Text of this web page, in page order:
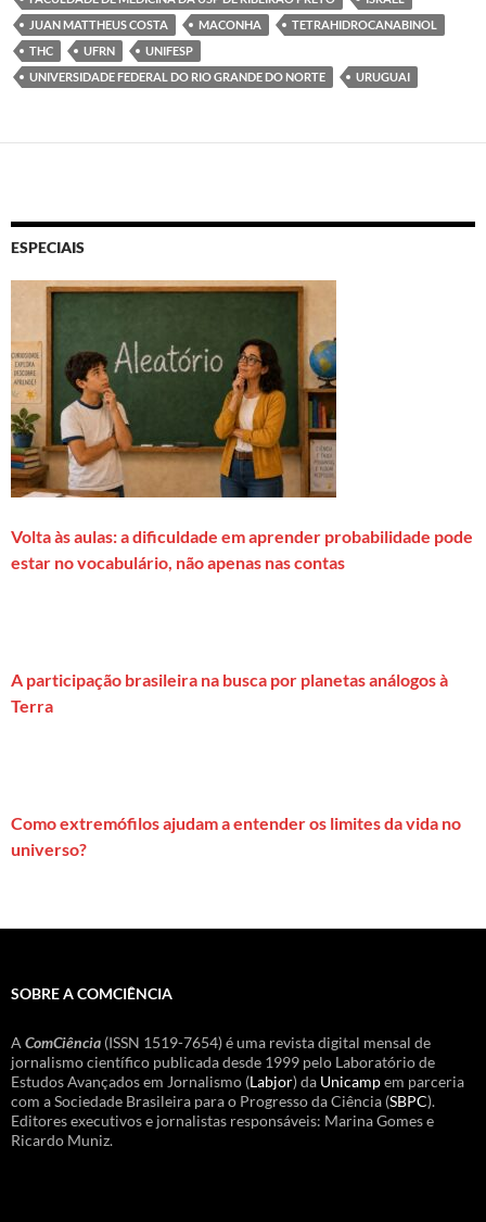
JUAN MATTHEUS COSTA
MACONHA
TETRAHIDROCANABINOL
THC
UFRN
UNIFESP
UNIVERSIDADE FEDERAL DO RIO GRANDE DO NORTE
URUGUAI
ESPECIAIS
Volta às aulas: a dificuldade em aprender probabilidade pode
estar no vocabulário, não apenas nas contas
A participação brasileira na busca por planetas análogos à
Terra
Como extremófilos ajudam a entender os limites da vida no
universo?
SOBRE A COMCIÊNCIA
A ComCiência (ISSN 1519-7654) é uma revista digital mensal de
jornalismo científico publicada desde 1999 pelo Laboratório de
Estudos Avançados em Jornalismo (Labjor) da Unicampem parceria
com a Sociedade Brasileira para o Progresso da Ciência (SBPC).
Editores executivos e jornalistas responsáveis: Marina Gomes e
Ricardo Muniz.